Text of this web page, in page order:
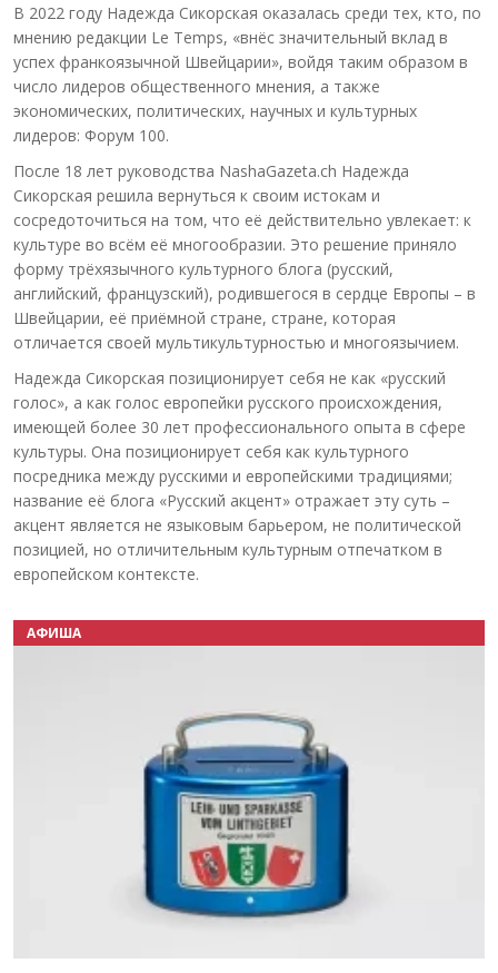
В 2022 году Надежда Сикорская оказалась среди тех, кто, по
мнению редакции Le Temps, «внёс значительный вклад в
успех франкоязычной Швейцарии», войдя таким образом в
число лидеров общественного мнения, а также
экономических, политических, научных и культурных
лидеров: Форум 100.
После 18 лет руководства NashaGazeta.ch Надежда
Сикорская решила вернуться к своим истокам и
сосредоточиться на том, что её действительно увлекает: к
культуре во всём её многообразии. Это решение приняло
форму трёхязычного культурного блога (русский,
английский, французский), родившегося в сердце Европы – в
Швейцарии, её приёмной стране, стране, которая
отличается своей мультикультурностью и многоязычием.
Надежда Сикорская позиционирует себя не как «русский
голос», а как голос европейки русского происхождения,
имеющей более 30 лет профессионального опыта в сфере
культуры. Она позиционирует себя как культурного
посредника между русскими и европейскими традициями;
название её блога «Русский акцент» отражает эту суть –
акцент является не языковым барьером, не политической
позицией, но отличительным культурным отпечатком в
европейском контексте.
АФИША